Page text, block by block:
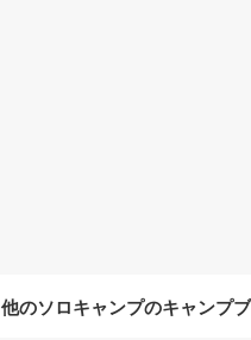
他のソロキャンプのキャンプ